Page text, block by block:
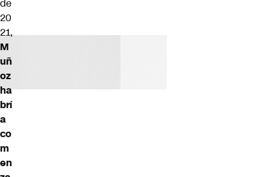
de
20
21,
M
uñ
oz
ha
brí
a
co
m
en